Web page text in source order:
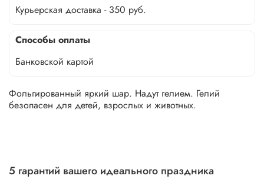
Курьерская доставка - 350 руб.
Способы оплаты
Банковской картой
Фольгированный яркий шар. Надут гелием. Гелий
безопасен для детей, взрослых и животных.
5 гарантий вашего идеального праздника